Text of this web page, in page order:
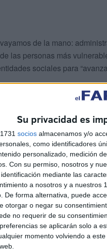
Su privacidad es
socios almacenamos y/o
como identificadores
personalizado, medición
Con su permiso, nosotros y
mediante las
a nosotros y a nuestros
De forma alternativa, puede
otorgar o negar su
no requerir de su
se aplicarán solo a
momento volviendo a
de la mano:
las personas más
sociales para
Fundación Cepsa, ha
presentaron un proyecto a
ganadores y del resto
de los Premios al Valor
y mostraron su